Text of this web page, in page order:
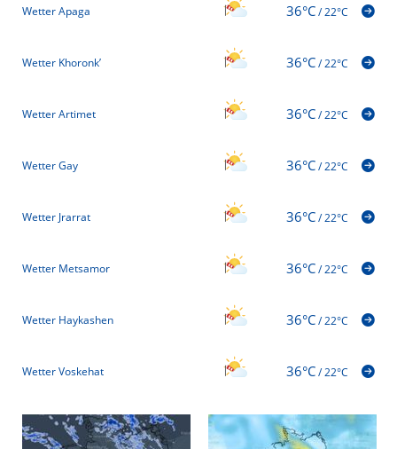
Wetter Apaga 36°C/22°C
Wetter Khoronk’ 36°C/22°C
Wetter Artimet 36°C/22°C
Wetter Gay 36°C/22°C
Wetter Jrarrat 36°C/22°C
Wetter Metsamor 36°C/22°C
Wetter Haykashen 36°C/22°C
Wetter Voskehat 36°C/22°C